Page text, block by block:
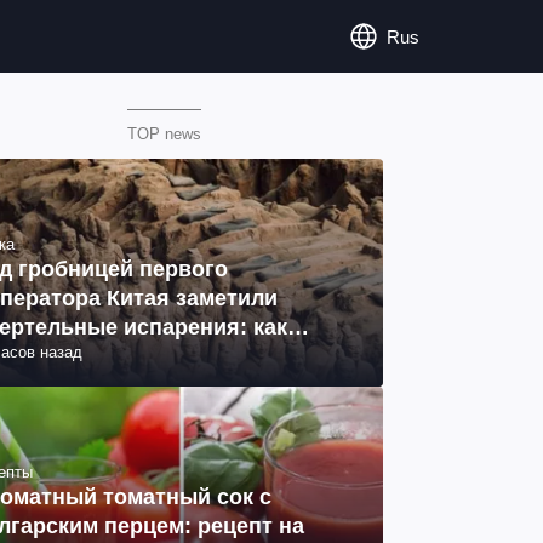
Rus
TOP news
гробницей первого
Китая заметили
испарения: как
(фото)
назад
томатный сок с
перцем: рецепт на